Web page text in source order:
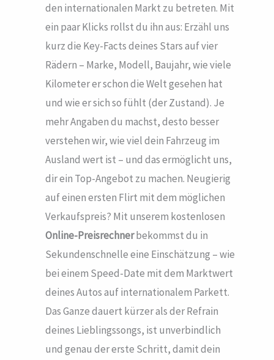
den internationalen Markt zu betreten. Mit
ein paar Klicks rollst du ihn aus: Erzähl uns
kurz die Key-Facts deines Stars auf vier
Rädern – Marke, Modell, Baujahr, wie viele
Kilometer er schon die Welt gesehen hat
und wie er sich so fühlt (der Zustand). Je
mehr Angaben du machst, desto besser
verstehen wir, wie viel dein Fahrzeug im
Ausland wert ist – und das ermöglicht uns,
dir ein Top-Angebot zu machen. Neugierig
auf einen ersten Flirt mit dem möglichen
Verkaufspreis? Mit unserem kostenlosen
Online-Preisrechnerbekommst du in
Sekundenschnelle eine Einschätzung – wie
bei einem Speed-Date mit dem Marktwert
deines Autos auf internationalem Parkett.
Das Ganze dauert kürzer als der Refrain
deines Lieblingssongs, ist unverbindlich
und genau der erste Schritt, damit dein